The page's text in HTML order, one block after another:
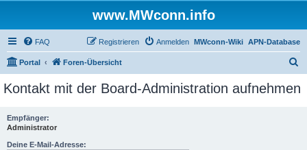
www.MWconn.info
FAQ APN-Database
MWconn-Wiki
Anmelden
Registrieren
Portal Foren-Übersicht
c
Kontakt mit der Board-Administration aufnehmen
Empfänger:
Administrator
Deine E-Mail-Adresse: